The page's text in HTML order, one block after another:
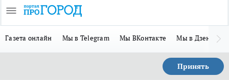
Газета онлайн Мы в Telegram Мы ВКонтакте Мы в Дзене
Принять